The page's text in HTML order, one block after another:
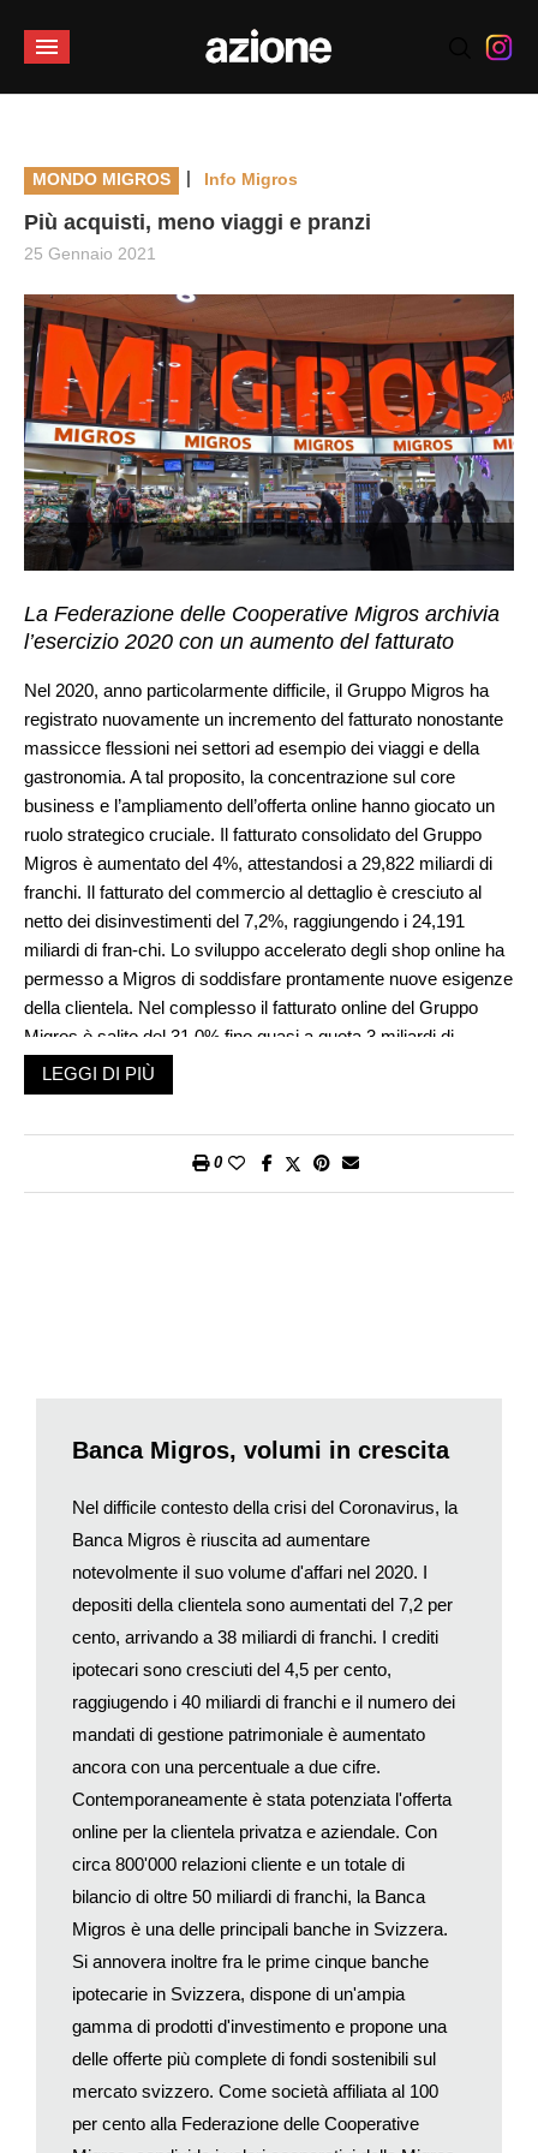
MONDO MIGROS | Info Migros
Più acquisti, meno viaggi e pranzi
25 Gennaio 2021
La Federazione delle Cooperative Migros archivia
l’esercizio 2020 con un aumento del fatturato
Nel 2020, anno particolarmente difficile, il Gruppo Migros ha
registrato nuovamente un incremento del fatturato nonostante
massicce flessioni nei settori ad esempio dei viaggi e della
gastronomia. A tal proposito, la concentrazione sul core
business e l’ampliamento dell’offerta online hanno giocato un
ruolo strategico cruciale. Il fatturato consolidato del Gruppo
Migros è aumentato del 4%, attestandosi a 29,822 miliardi di
franchi. Il fatturato del commercio al dettaglio è cresciuto al
netto dei disinvestimenti del 7,2%, raggiungendo i 24,191
miliardi di fran-chi. Lo sviluppo accelerato degli shop online ha
permesso a Migros di soddisfare prontamente nuove esigenze
della clientela. Nel complesso il fatturato online del Gruppo
Migros è salito del 31,0% fino quasi a quota 3 miliardi di
franchi, contribuendo per la prima volta al fatturato globale per
oltre il 10%.
diversi fattori straordinari. A causa della pandemia di
della catena di grandi magazzini Globus (all’inizio dell’anno) e
Saviva (alla fine dell’anno).
«Migros si è difesa bene nel 2020, un anno estremamente
complesso. In questo periodo difficile per molte persone, ha
nostri collaboratori che hanno profuso un impegno
straordinario a livello dell’intero Gruppo Migros, dimostrando
un’instancabile dedizione alla clientela», dichiara Fabrice
Zumbrunnen, presidente della Direzione generale della
Federazione delle cooperative Migros.
La quota online supera per la prima volta il 10%
Nel 2020 il fatturato del Gruppo Migros è aumentato del 4,0%,
attestandosi a 29,822 miliardi di franchi. Il fatturato del
commercio al dettaglio di tutte le imprese Migros che
riforniscono i consumatori finali è cresciuto del 2,6% fino a
toccare i 24,376 miliardi di franchi. Escludendo le vendite di
Globus e Depot, il fatturato del commercio al dettaglio è
risultato pari a 24,191 miliardi di franchi, segnando un rialzo del
Nell’e-commerce Migros è riuscita a consolidare ulteriormente
LEGGI DI PIÙ
0
Banca Migros, volumi in crescita
Nel difficile contesto della crisi del Coronavirus, la
Banca Migros è riuscita ad aumentare
notevolmente il suo volume d'affari nel 2020. I
depositi della clientela sono aumentati del 7,2 per
cento, arrivando a 38 miliardi di franchi. I crediti
ipotecari sono cresciuti del 4,5 per cento,
raggiugendo i 40 miliardi di franchi e il numero dei
mandati di gestione patrimoniale è aumentato
ancora con una percentuale a due cifre.
Contemporaneamente è stata potenziata l'offerta
online per la clientela privatza e aziendale. Con
circa 800'000 relazioni cliente e un totale di
bilancio di oltre 50 miliardi di franchi, la Banca
Migros è una delle principali banche in Svizzera.
Si annovera inoltre fra le prime cinque banche
ipotecarie in Svizzera, dispone di un'ampia
gamma di prodotti d'investimento e propone una
delle offerte più complete di fondi sostenibili sul
mercato svizzero. Come società affiliata al 100
per cento alla Federazione delle Cooperative